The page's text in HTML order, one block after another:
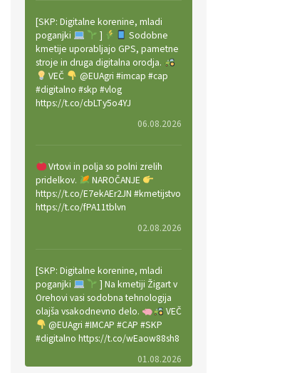
[SKP: Digitalne korenine, mladi
poganjki
]
Sodobne
kmetije uporabljajo GPS, pametne
stroje in druga digitalna orodja.
VEČ
@EUAgri #imcap #cap
#digitalno #skp #vlog
https://t.co/cbLTy5o4YJ
06.08.2026
Vrtovi in polja so polni zrelih
pridelkov.
NAROČANJE
https://t.co/E7ekAEr2JN #kmetijstvo
https://t.co/fPA11tblvn
02.08.2026
[SKP: Digitalne korenine, mladi
poganjki
] Na kmetiji Žigart v
Orehovi vasi sodobna tehnologija
olajša vsakodnevno delo.
VEČ
@EUAgri #IMCAP #CAP #SKP
#digitalno https://t.co/wEaow88sh8
01.08.2026